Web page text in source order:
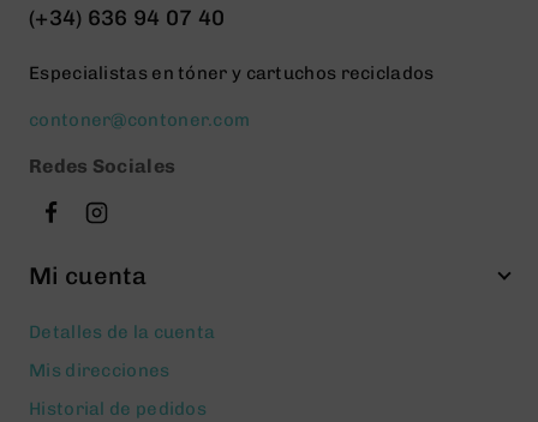
(+34) 636 94 07 40
Especialistas en tóner y cartuchos reciclados
contoner@contoner.com
Redes Sociales
Mi cuenta
Detalles de la cuenta
Mis direcciones
Historial de pedidos